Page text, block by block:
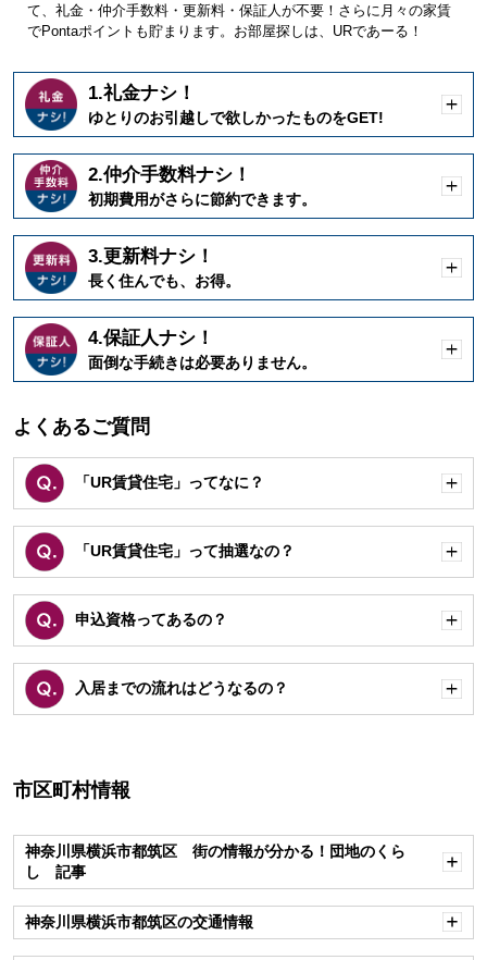
て、礼金・仲介手数料・更新料・保証人が不要！さらに月々の家賃
でPontaポイントも貯まります。お部屋探しは、URであーる！
1.礼金ナシ！
ゆとりのお引越しで欲しかったものをGET!
く
2.仲介手数料ナシ！
初期費用がさらに節約できます。
く
3.更新料ナシ！
長く住んでも、お得。
く
4.保証人ナシ！
面倒な手続きは必要ありません。
く
よくあるご質問
「UR賃貸住宅」ってなに？
く
「UR賃貸住宅」って抽選なの？
く
申込資格ってあるの？
く
入居までの流れはどうなるの？
く
市区町村情報
神奈川県横浜市都筑区 街の情報が分かる！団地のくら
し 記事
く
神奈川県横浜市都筑区の交通情報